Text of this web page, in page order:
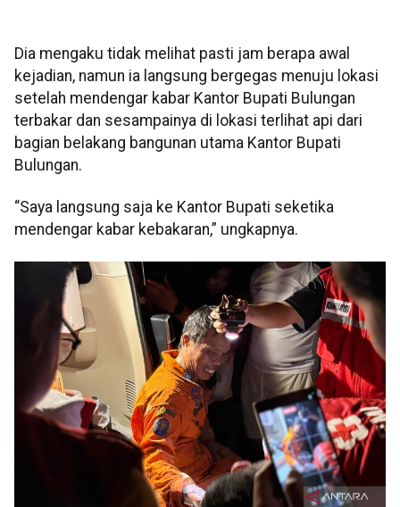
Dia mengaku tidak melihat pasti jam berapa awal
kejadian, namun ia langsung bergegas menuju lokasi
setelah mendengar kabar Kantor Bupati Bulungan
terbakar dan sesampainya di lokasi terlihat api dari
bagian belakang bangunan utama Kantor Bupati
Bulungan.
“Saya langsung saja ke Kantor Bupati seketika
mendengar kabar kebakaran,” ungkapnya.